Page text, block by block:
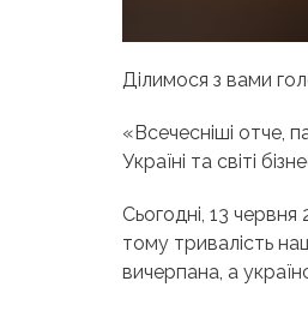
Ділимося з вами
«Всечесніші отче,
Україні та світі
Сьогодні, 13
тому тривалість
вичерпана, а